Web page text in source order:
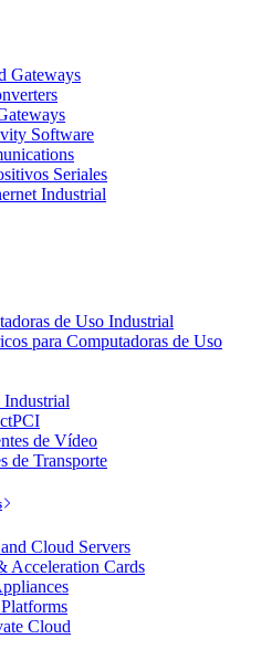
Gateways
Software
Seriales
Industrial
de Uso Industrial
para Computadoras de Uso
Industrial
de Vídeo
de Transporte
Cloud Servers
Acceleration Cards
Cloud